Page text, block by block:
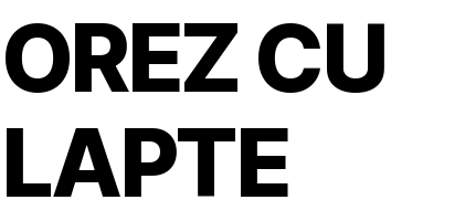
OREZ CU
LAPTE